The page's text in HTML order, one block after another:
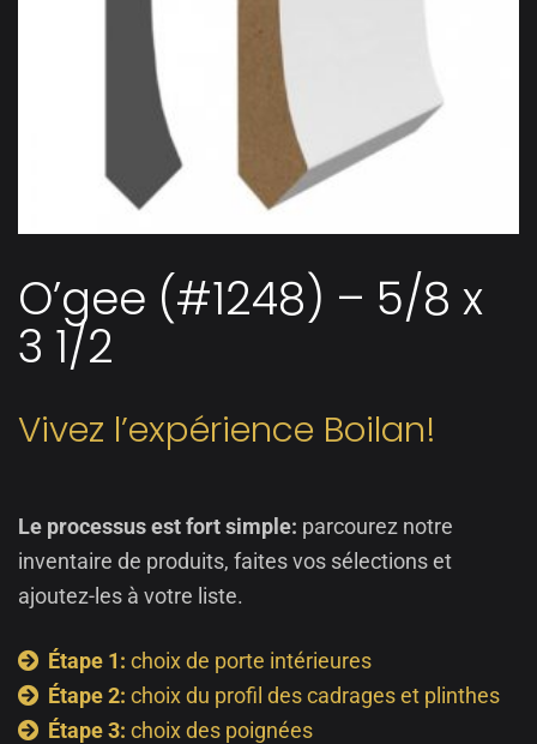
O’gee (#1248) – 5/8 x
3 1/2
Vivez l’expérience Boilan!
Le processus est fort simple: parcourez notre
inventaire de produits, faites vos sélections et
ajoutez-les à votre liste.
Étape 1: choix de porte intérieures
Étape 2: choix du profil des cadrages et plinthes
Étape 3: choix des poignées